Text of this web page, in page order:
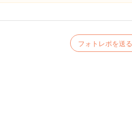
フォトレポを送る